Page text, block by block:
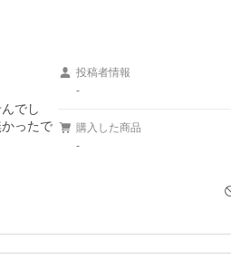
でし
ったで
投稿者情報
-
購入した商品
-